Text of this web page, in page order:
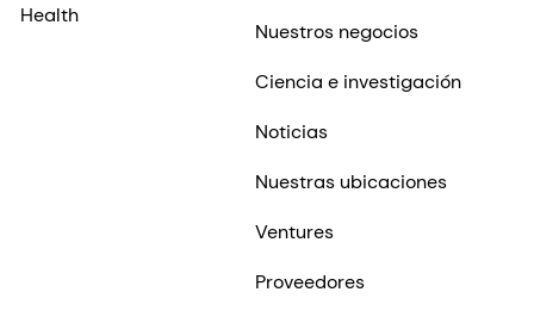
Health
Nuestros negocios
Ciencia e investigación
Noticias
Nuestras ubicaciones
Ventures
Proveedores